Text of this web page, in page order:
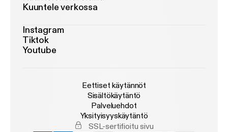
Kuuntele verkossa
Instagram
Tiktok
Youtube
Eettiset käytännöt
Sisältökäytäntö
Palveluehdot
Yksityisyyskäytäntö
SSL-sertifioitu sivu